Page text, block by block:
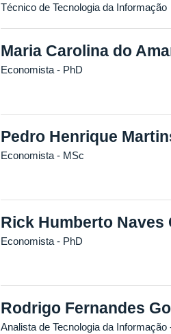
Técnico de Tecnologia da Informação
Maria Carolina do
Economista - PhD
Pedro Henrique
Economista - MSc
Rick Humberto Naves
Economista - PhD
Rodrigo Fernandes
Analista de Tecnologia da Informação